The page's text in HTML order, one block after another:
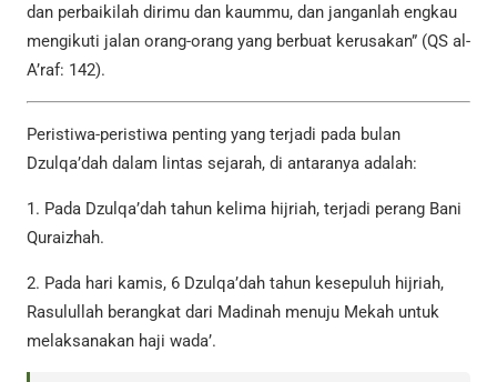
dan perbaikilah dirimu dan kaummu, dan janganlah engkau
mengikuti jalan orang-orang yang berbuat kerusakan” (QS al-
A’raf: 142).
Peristiwa-peristiwa penting yang terjadi pada bulan
Dzulqa’dah dalam lintas sejarah, di antaranya adalah:
1. Pada Dzulqa’dah tahun kelima hijriah, terjadi perang Bani
Quraizhah.
2. Pada hari kamis, 6 Dzulqa’dah tahun kesepuluh hijriah,
Rasulullah berangkat dari Madinah menuju Mekah untuk
melaksanakan haji wada’.